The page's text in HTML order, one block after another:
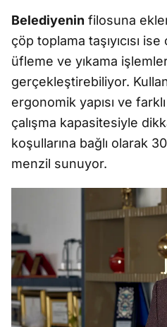
Belediyenin filosuna
çöp toplama taşıyıcısı
üfleme ve yıkama
gerçekleştirebiliyor.
ergonomik yapısı ve
çalışma kapasitesiyle
koşullarına bağlı olarak
menzil sunuyor.